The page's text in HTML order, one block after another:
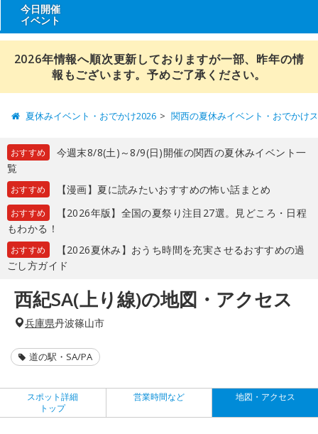
今日開催
イベント
2026年情報へ順次更新しておりますが一部、昨年の情
報もございます。予めご了承ください。
夏休みイベント・おでかけ2026 関西の夏休みイベント・おでかけ
おすすめ
今週末8/8(土)～8/9(日)開催の関西の夏休みイベント一
覧
おすすめ 【漫画】夏に読みたいおすすめの怖い話まとめ
おすすめ
【2026年版】全国の夏祭り注目27選。見どころ・日程
もわかる！
おすすめ
【2026夏休み】おうち時間を充実させるおすすめの過
ごし方ガイド
西紀SA(上り線)の地図・アクセス
兵庫県丹波篠山市
道の駅・SA/PA
スポット詳細
トップ
営業時間など 地図・アクセス